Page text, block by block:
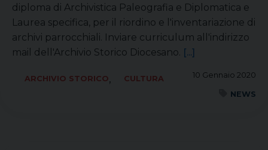
diploma di Archivistica Paleografia e Diplomatica e
Laurea specifica, per il riordino e l'inventariazione di
archivi parrocchiali. Inviare curriculum all'indirizzo
mail dell'Archivio Storico Diocesano. [...]
10 Gennaio 2020
ARCHIVIO STORICO,
CULTURA
NEWS